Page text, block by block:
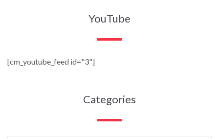
YouTube
[cm_youtube_feed id="3"]
Categories